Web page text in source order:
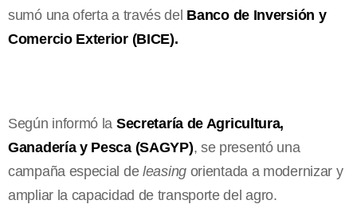
sumó una oferta a través del Banco de Inversión y
Comercio Exterior (BICE).
Según informó la Secretaría de Agricultura,
Ganadería y Pesca (SAGYP), se presentó una
campaña especial de leasingorientada a modernizar y
ampliar la capacidad de transporte del agro.